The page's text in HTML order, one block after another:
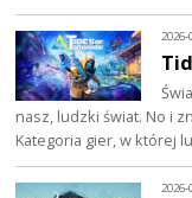
2026-
nasz, ludzki świat. No i
Kategoria gier, w której
2026-